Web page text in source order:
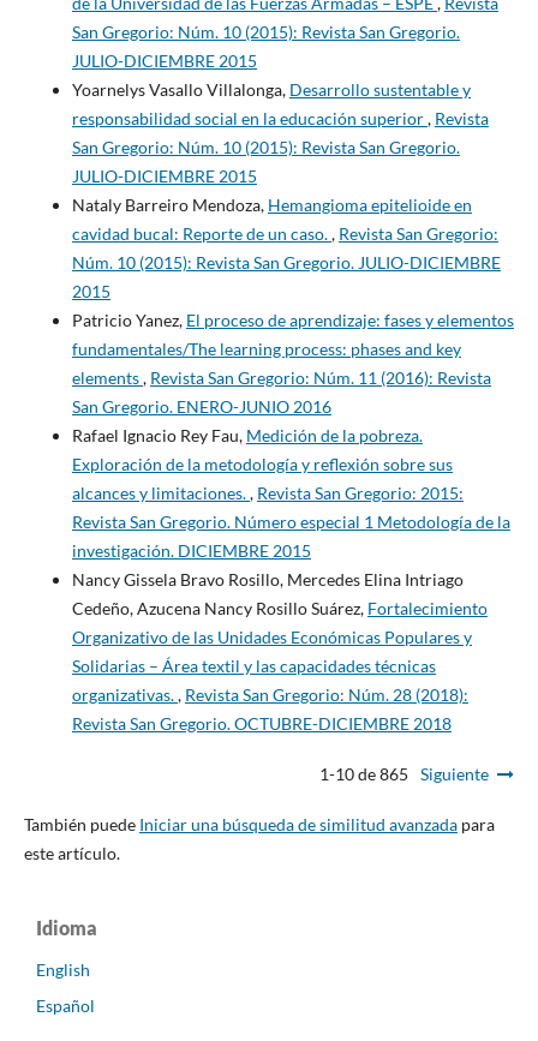
San Gregorio: Núm. 10 (2015): Revista San Gregorio.
JULIO-DICIEMBRE 2015
Yoarnelys Vasallo Villalonga, Desarrollo sustentable y
responsabilidad social en la educación superior, Revista
San Gregorio: Núm. 10 (2015): Revista San Gregorio.
JULIO-DICIEMBRE 2015
Nataly Barreiro Mendoza, Hemangioma epitelioide en
cavidad bucal: Reporte de un caso., Revista San Gregorio:
Núm. 10 (2015): Revista San Gregorio. JULIO-DICIEMBRE
2015
Patricio Yanez, El proceso de aprendizaje: fases y elementos
fundamentales/The learning process: phases and key
elements, Revista San Gregorio: Núm. 11 (2016): Revista
San Gregorio. ENERO-JUNIO 2016
Rafael Ignacio Rey Fau, Medición de la pobreza.
Exploración de la metodología y reflexión sobre sus
alcances y limitaciones., Revista San Gregorio: 2015:
Revista San Gregorio. Número especial 1 Metodología de la
investigación. DICIEMBRE 2015
Nancy Gissela Bravo Rosillo, Mercedes Elina Intriago
Cedeño, Azucena Nancy Rosillo Suárez, Fortalecimiento
Organizativo de las Unidades Económicas Populares y
Solidarias – Área textil y las capacidades técnicas
organizativas., Revista San Gregorio: Núm. 28 (2018):
Revista San Gregorio. OCTUBRE-DICIEMBRE 2018
1-10 de 865 Siguiente
También puede Iniciar una búsqueda de similitud avanzadapara
este artículo.
Idioma
English
Español